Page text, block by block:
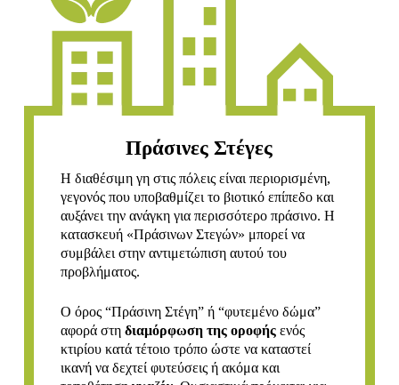
Πράσινες Στέγες
Η διαθέσιμη γη στις πόλεις είναι περιορισμένη,
γεγονός που υποβαθμίζει το βιοτικό επίπεδο και
αυξάνει την ανάγκη για περισσότερο πράσινο. Η
κατασκευή «Πράσινων Στεγών» μπορεί να
συμβάλει στην αντιμετώπιση αυτού του
προβλήματος.
Ο όρος “Πράσινη Στέγη” ή “φυτεμένο δώμα”
αφορά στη διαμόρφωση της οροφήςενός
κτιρίου κατά τέτοιο τρόπο ώστε να καταστεί
ικανή να δεχτεί φυτεύσεις ή ακόμα και